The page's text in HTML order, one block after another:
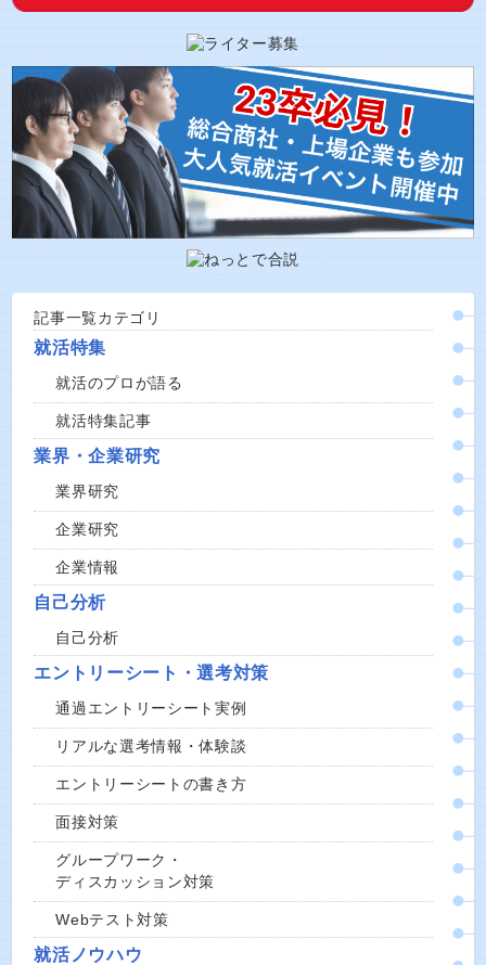
記事一覧カテゴリ
就活特集
就活のプロが語る
就活特集記事
業界・企業研究
業界研究
企業研究
企業情報
自己分析
自己分析
エントリーシート・選考対策
通過エントリーシート実例
リアルな選考情報・体験談
エントリーシートの書き方
面接対策
グループワーク・
ディスカッション対策
Webテスト対策
就活ノウハウ